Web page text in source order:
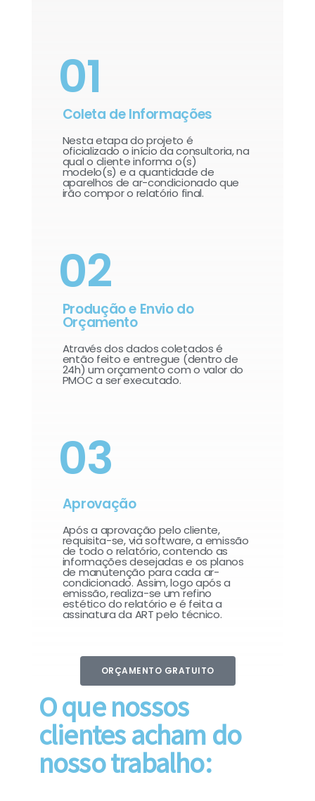
01
Coleta de Informações
Nesta etapa do projeto é
oficializado o início da consultoria, na
qual o cliente informa o(s)
modelo(s) e a quantidade de
aparelhos de ar-condicionado que
irão compor o relatório final.​
02
Produção e Envio do
Orçamento
Através dos dados coletados é
então feito e entregue (dentro de
24h) um orçamento com o valor do
PMOC a ser executado.
03
Aprovação
Após a aprovação pelo cliente,
requisita-se, via software, a emissão
de todo o relatório, contendo as
informações desejadas e os planos
de manutenção para cada ar-
condicionado. Assim, logo após a
emissão, realiza-se um refino
estético do relatório e é feita a
assinatura da ART pelo técnico.
ORÇAMENTO GRATUITO
O que nossos
clientes acham do
nosso trabalho: